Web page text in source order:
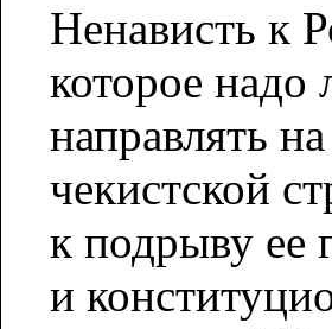
Ненависть к
которое надо
направлять
чекистской
к подрыву ее
и